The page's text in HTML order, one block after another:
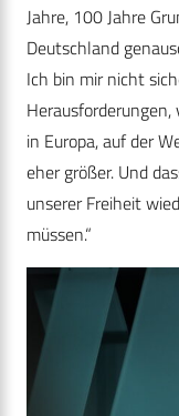
Jahre, 100 Jahre
Deutschland
Ich bin mir nicht
in Europa, auf der
eher größer. Und
unserer Freiheit
müssen.“